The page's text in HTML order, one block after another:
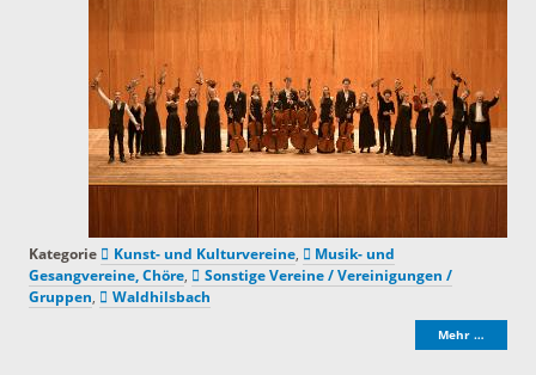
Kategorie Kunst- und Kulturvereine,
Musik- und
Gesangvereine, Chöre,
Sonstige Vereine / Vereinigungen /
Gruppen, Waldhilsbach
Mehr …